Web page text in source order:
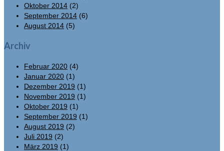
Oktober 2014 (2)
September 2014 (6)
August 2014 (5)
Archiv
Februar 2020 (4)
Januar 2020 (1)
Dezember 2019 (1)
November 2019 (1)
Oktober 2019 (1)
September 2019 (1)
August 2019 (2)
Juli 2019 (2)
März 2019 (1)